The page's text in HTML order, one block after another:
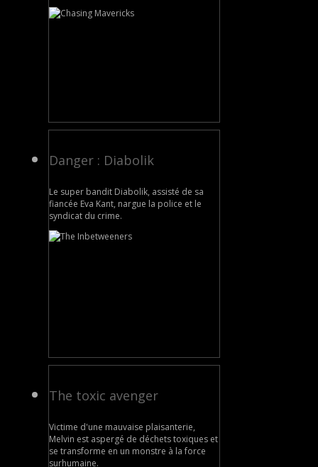
Danger : Diabolik
Le super bandit Diabolik, assisté de sa
fiancée Eva Kant, nargue la police et le
syndicat du crime.
The toxic avenger
Victime d'une mauvaise plaisanterie,
Melvin est aspergé de déchets toxiques et
se transforme en un monstre à la force
surhumaine.